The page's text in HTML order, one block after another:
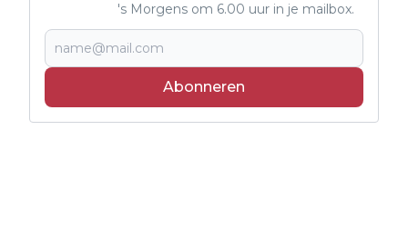
's Morgens om 6.00 uur in je mailbox.
Abonneren